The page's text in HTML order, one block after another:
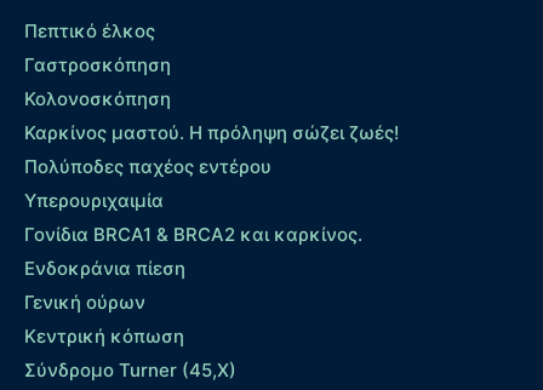
Πεπτικό έλκος
Γαστροσκόπηση
Κολονοσκόπηση
Καρκίνος μαστού. Η πρόληψη σώζει ζωές!
Πολύποδες παχέος εντέρου
Yπερουριχαιμία
Γονίδια BRCA1 & BRCA2 και καρκίνος.
Ενδοκράνια πίεση
Γενική ούρων
Κεντρική κόπωση
Σύνδρομο Turner (45,X)